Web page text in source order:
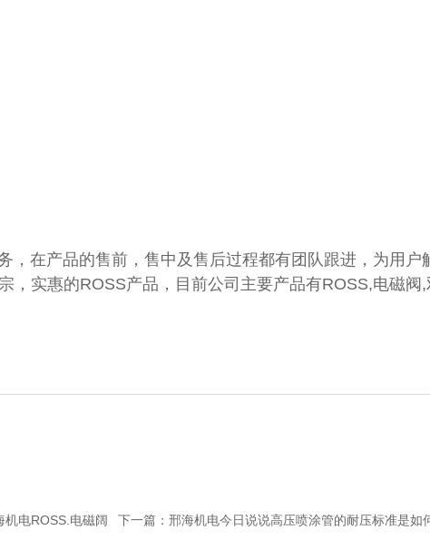
在产品的售前，售中及售后过程都有团队跟进，为用户
，实惠的ROSS产品，目前公司主要产品有ROSS,电磁
电ROSS.电磁阔 下一篇： 邢海机电今日说说高压喷涂管的耐压标准是如